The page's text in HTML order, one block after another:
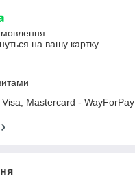
на вашу картку
Mastercard - WayForPay